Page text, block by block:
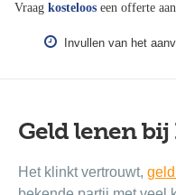
Vraag kostelooseen offerte
Invullen van het
Geld lenen bij
Het klinkt vertrouwt,